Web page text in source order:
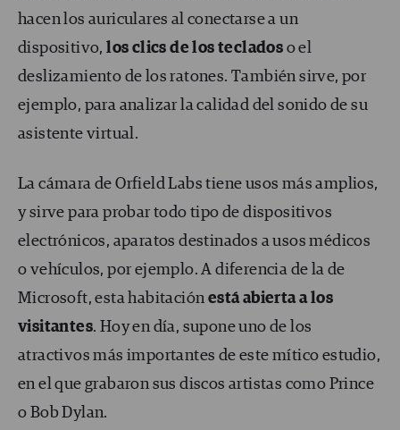
hacen los auriculares al conectarse a un
dispositivo,los clics de los teclados o el
deslizamiento de los ratones. También sirve, por
ejemplo, para analizar la calidad del sonido de su
asistente virtual.
La cámara de Orfield Labs tiene usos más amplios,
y sirve para probar todo tipo de dispositivos
electrónicos, aparatos destinados a usos médicos
o vehículos, por ejemplo. A diferencia de la de
Microsoft, esta habitaciónestá abierta a los
visitantes. Hoy en día, supone uno de los
atractivos más importantes de este mítico estudio,
en el que grabaron sus discos artistas como Prince
o Bob Dylan.